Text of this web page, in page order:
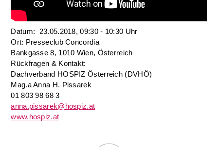
Datum: 23.05.2018, 09:30 - 10:30 Uhr
Ort: Presseclub Concordia
Bankgasse 8, 1010 Wien, Österreich
Rückfragen & Kontakt:
Dachverband HOSPIZ Österreich (DVHÖ)
Mag.a Anna H. Pissarek
01 803 98 68 3
anna.pissarek@hospiz.at
www.hospiz.at